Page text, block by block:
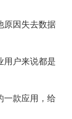
原因失去数据
用户来说都是
一款应用，给